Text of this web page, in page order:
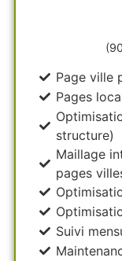
Page ville
Pages
structure)
Maillage
pages
Suivi